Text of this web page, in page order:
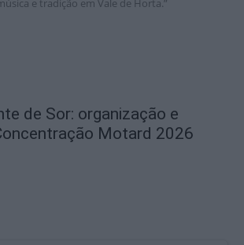
e tradição em Vale de Horta.”
de Sor: organização e
Motard 2026